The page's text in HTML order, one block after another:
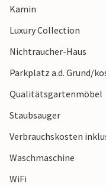
Kamin
Luxury Collection
Nichtraucher-Haus
Parkplatz a.d. Grund/
Qualitätsgartenmöbel
Staubsauger
Verbrauchskosten
Waschmaschine
WiFi